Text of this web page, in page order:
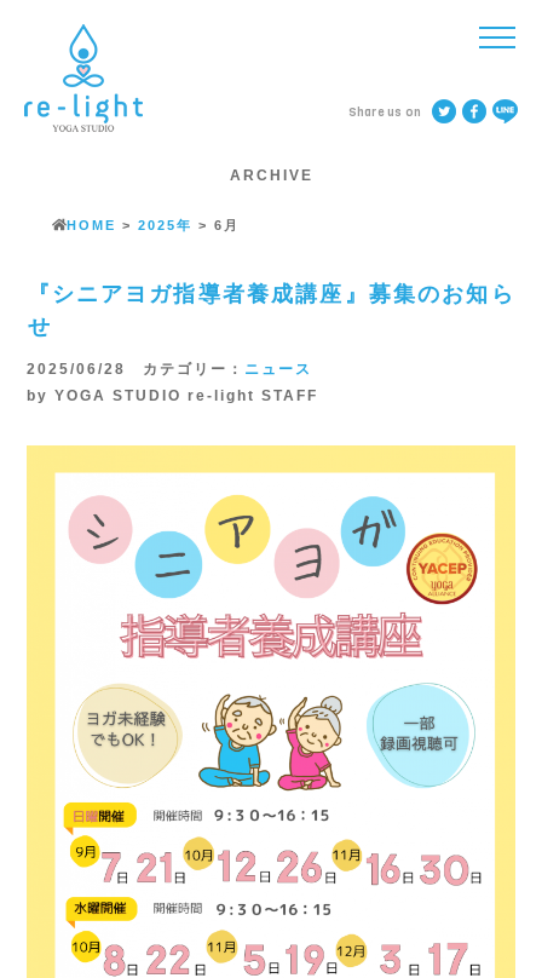
Share us on
ARCHIVE
HOME > 2025年 > 6月
『シニアヨガ指導者養成講座』募集のお知ら
せ
2025/06/28 カテゴリー： ニュース
by YOGA STUDIO re-light STAFF